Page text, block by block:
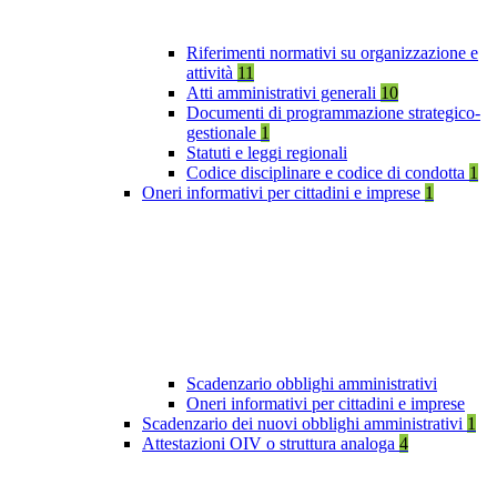
Riferimenti normativi su organizzazione e
attività 11
Atti amministrativi generali 10
Documenti di programmazione strategico-
gestionale 1
Statuti e leggi regionali
Codice disciplinare e codice di condotta 1
Oneri informativi per cittadini e imprese 1
Scadenzario obblighi amministrativi
Oneri informativi per cittadini e imprese
Scadenzario dei nuovi obblighi amministrativi 1
Attestazioni OIV o struttura analoga 4